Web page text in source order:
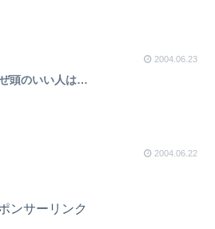
2004.06.23
頭のいい人は…
2004.06.22
ンサーリンク